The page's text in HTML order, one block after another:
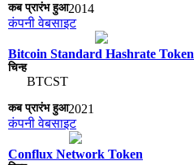
2014
कंपनी वेबसाइट
Bitcoin Standard Hashrate Token
BTCST
2021
कंपनी वेबसाइट
Conflux Network Token